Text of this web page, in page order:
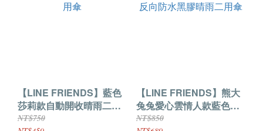
【LINE FRIENDS】藍色
莎莉款自動開收晴雨二用
傘
NT$750
【LINE FRIENDS】熊大
兔兔愛心雲情人款藍色反
向防水黑膠晴雨二用傘
NT$850